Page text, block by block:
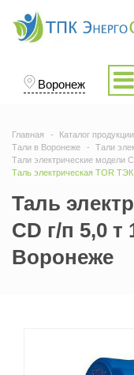
Воронеж
Главная Каталог продукции
Тали в Воронеже
Тали
Тали электрические модели
Таль электрическая TOR
Таль
CD г/п 5,0
Воронеже